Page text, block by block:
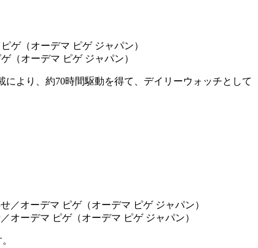
（オーデマ ピゲ ジャパン）
より、約70時間駆動を得て、デイリーウォッチとして
オーデマ ピゲ（オーデマ ピゲ ジャパン）